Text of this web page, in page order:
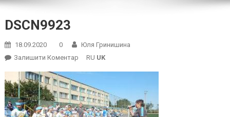
DSCN9923
18.09.2020 0
Юля Гринишина
Залишити КоментарOn RU UK